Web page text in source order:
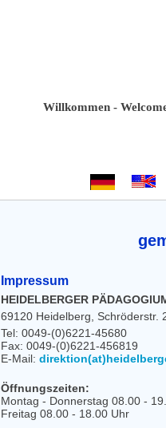
Willkommen - Welcome -
Impressum
HEIDELBERGER
69120 Heidelberg, Schröderstr.
Tel: 0049-(0)6221-45680
Fax: 0049-(0)6221-456819
E-Mail:
Öffnungszeiten:
Montag - Donnerstag 08.00 -
Freitag 08.00 - 18.00 Uhr